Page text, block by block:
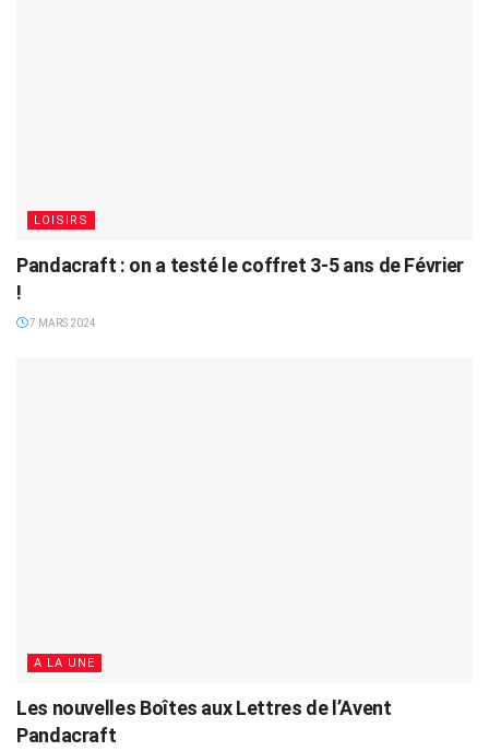
LOISIRS
Pandacraft : on a testé le coffret 3-5 ans de Février
!
7 MARS 2024
A LA UNE
Les nouvelles Boîtes aux Lettres de l’Avent
Pandacraft